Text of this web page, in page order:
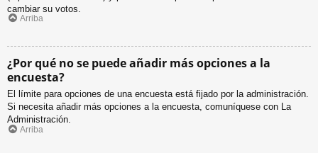
cambiar su votos.
Arriba
¿Por qué no se puede añadir más opciones a la
encuesta?
El límite para opciones de una encuesta está fijado por la administración.
Si necesita añadir más opciones a la encuesta, comuníquese con La
Administración.
Arriba